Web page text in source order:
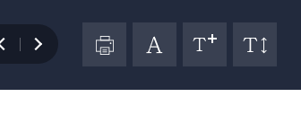
(11시14분 개의)